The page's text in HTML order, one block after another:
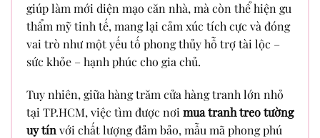
giúp làm mới diện mạo căn nhà, mà còn thể hiện gu
thẩm mỹ tinh tế, mang lại cảm xúc tích cực và đóng
vai trò như một yếu tố phong thủy hỗ trợ tài lộc –
sức khỏe – hạnh phúc cho gia chủ.
Tuy nhiên, giữa hàng trăm cửa hàng tranh lớn nhỏ
tại TP.HCM, việc tìm được nơi mua tranh treo tường
uy tín với chất lượng đảm bảo, mẫu mã phong phú